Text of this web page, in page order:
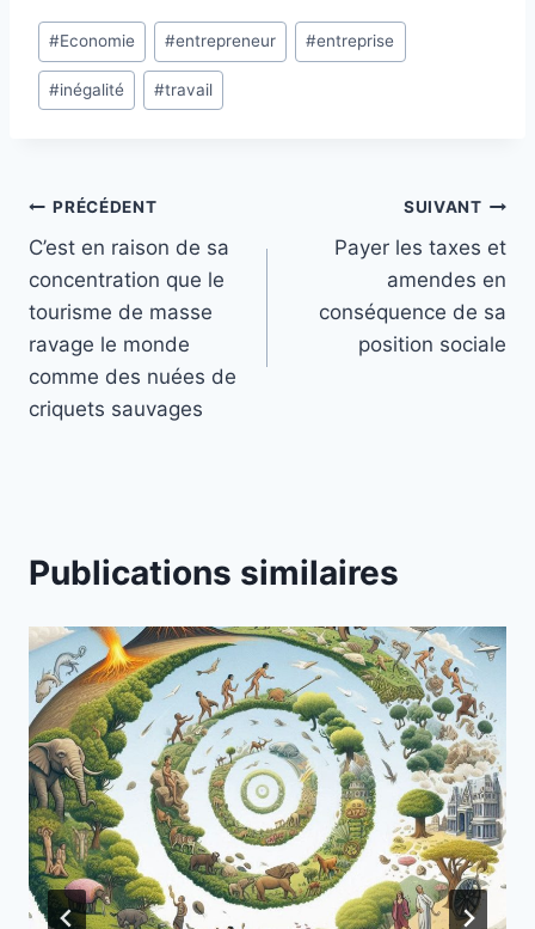
c
e
b
k
k
e
dI
ta
g
er
Étiquettes
de
la
#Economie #entrepreneur #entreprise
#inégalité #travail
Navigation
de
l’article
PRÉCÉDENT
C’est en raison de sa
concentration que le
tourisme de masse
ravage le monde
comme des nuées de
criquets sauvages
SUIVANT
Payer les taxes et
amendes en
conséquence de sa
position sociale
Publications similaires